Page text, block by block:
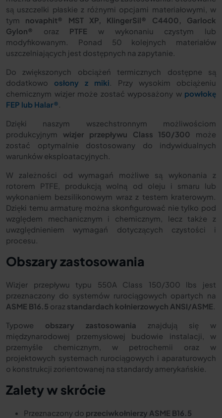
są uszczelki płaskie z różnymi opcjami materiałowymi, w
tym novaphit® MST XP, KlingerSil® C4400, Garlock
Gylon® oraz PTFE w wykonaniu czystym lub
modyfikowanym. Ponad 50 kolejnych materiałów
uszczelniających jest dostępnych na zapytanie.
Do zwiększonych obciążeń termicznych dostępne są
dodatkowo osłony z miki. Przy wysokim obciążeniu
chemicznym wizjer może zostać wyposażony w powłokę
FEP lub Halar®.
Dzięki naszym wszechstronnym możliwościom
produkcyjnym wizjer przepływu Class 150/300 może
zostać optymalnie dostosowany do indywidualnych
warunków eksploatacyjnych.
W zależności od wymagań możliwe są wykonania z
rotorem PTFE, produkcją wolną od oleju i smaru lub
wykonaniem bezsilikonowym wraz z testem kraterowym.
Dzięki temu armaturę można skonfigurować nie tylko pod
względem mechanicznym i chemicznym, lecz także z
uwzględnieniem wymagań dotyczących czystości i
procesu.
Obszary zastosowania
Wizjer przepływu typu 550A Class 150/300 lbs jest
przeznaczony do systemów rurociągowych opartych na
ASME B16.5 oraz standardach kołnierzowych ANSI/ASME.
Typowe obszary zastosowania znajdują się w
międzynarodowej przemysłowej budowie instalacji, w
przemyśle chemicznym, w petrochemii oraz w
projektowych systemach rurociągowych i aparaturowych
o konstrukcji zorientowanej na standardy amerykańskie.
Zalety w skrócie
Przeznaczony do przeciwkołnierzy ASME B16.5